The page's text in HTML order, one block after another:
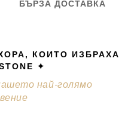
БЪРЗА ДОСТАВКА
КОИТО ИЗБРАХА
✦
най-голямо